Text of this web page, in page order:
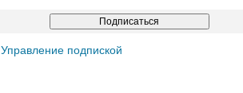
Управление подпиской